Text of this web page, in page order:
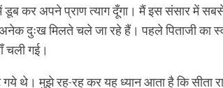
में डूब कर अपने प्राण त्याग दूँगा। मैं इस संसार में सबसे
दुःख मिलते चले जा रहे हैं। पहले पिताजी का
चली गई।
थे। मुझे रह-रह कर यह ध्यान आता है कि सीता